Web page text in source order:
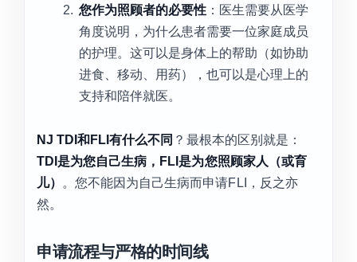
您作为照顾者的必要性 ：医生需要从医学
角度说明，为什么患者需要一位家庭成员
的护理。这可以是身体上的帮助（如协助
进食、移动、用药），也可以是心理上的
支持和陪伴就医。
NJ TDI和FLI有什么不同 ？最根本的区别就是：
TDI是为您自己生病，FLI是为您照顾家人（或育
儿）
。您不能因为自己生病而申请FLI，反之亦
然。
申请流程与严格的时间线